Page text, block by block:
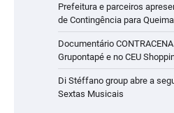
Prefeitura e parceiros
de Contingência para
Documentário
Grupontapé e no CEU
Di Stéffano group abre a
Sextas Musicais